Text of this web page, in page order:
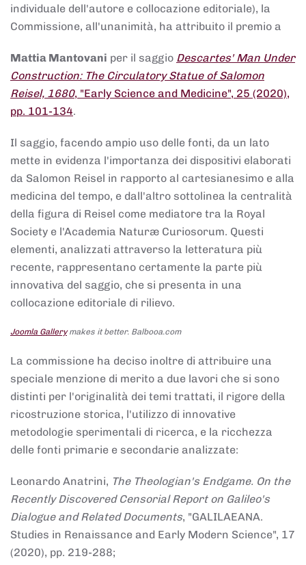
individuale dell'autore e collocazione editoriale), la
Commissione, all'unanimità, ha attribuito il premio a
Mattia Mantovani per il saggio Descartes' Man Under
Construction: The Circulatory Statue of Salomon
Reisel, 1680, "Early Science and Medicine", 25 (2020),
pp. 101-134.
Il saggio, facendo ampio uso delle fonti, da un lato
mette in evidenza l'importanza dei dispositivi elaborati
da Salomon Reisel in rapporto al cartesianesimo e alla
medicina del tempo, e dall'altro sottolinea la centralità
della figura di Reisel come mediatore tra la Royal
Society e l'Academia Naturæ Curiosorum. Questi
elementi, analizzati attraverso la letteratura più
recente, rappresentano certamente la parte più
innovativa del saggio, che si presenta in una
collocazione editoriale di rilievo.
Joomla Gallerymakes it better. Balbooa.com
La commissione ha deciso inoltre di attribuire una
speciale menzione di merito a due lavori che si sono
distinti per l'originalità dei temi trattati, il rigore della
ricostruzione storica, l'utilizzo di innovative
metodologie sperimentali di ricerca, e la ricchezza
delle fonti primarie e secondarie analizzate:
Leonardo Anatrini, The Theologian's Endgame. On the
Recently Discovered Censorial Report on Galileo's
Dialogue and Related Documents, "GALILAEANA.
Studies in Renaissance and Early Modern Science", 17
(2020), pp. 219-288;